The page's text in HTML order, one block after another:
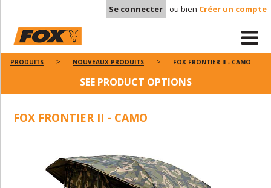
Se connecter ou bien Créer un compte
PRODUITS NOUVEAUX PRODUITS FOX FRONTIER II - CAMO
SEE PRODUCT OPTIONS
FOX FRONTIER II - CAMO